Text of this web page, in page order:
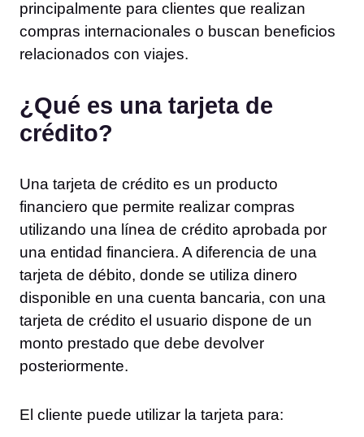
principalmente para clientes que realizan
compras internacionales o buscan beneficios
relacionados con viajes.
¿Qué es una tarjeta de
crédito?
Una tarjeta de crédito es un producto
financiero que permite realizar compras
utilizando una línea de crédito aprobada por
una entidad financiera. A diferencia de una
tarjeta de débito, donde se utiliza dinero
disponible en una cuenta bancaria, con una
tarjeta de crédito el usuario dispone de un
monto prestado que debe devolver
posteriormente.
El cliente puede utilizar la tarjeta para: